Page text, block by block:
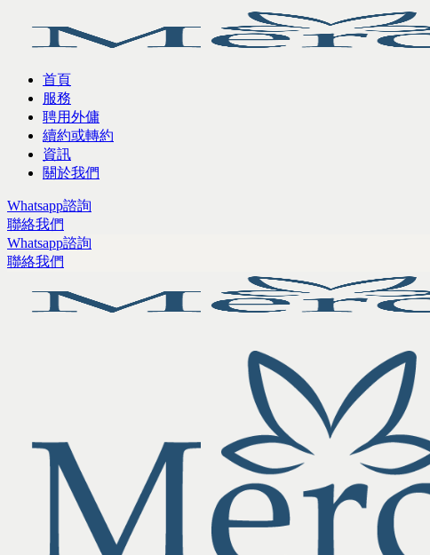
首頁
服務
聘用外傭
續約或轉約
資訊
關於我們
Whatsapp諮詢
聯絡我們
Whatsapp諮詢
聯絡我們